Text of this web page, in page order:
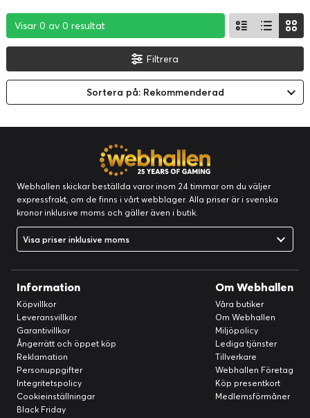
Visar 0 av 0 resultat
Visar 0 av 0 resultat
Visar 0 av 0 resultat
Filtrera
Sortera på: Rekommenderad
Webhallen skickar beställda varor inom 24 timmar om du väljer
expressfrakt, om de finns i vårt webblager. Alla priser är i svenska
kronor inklusive moms och gäller även i butik.
Visa priser inklusive moms
Information
Köpvillkor
Leveransvillkor
Garantivillkor
Ångerrätt och öppet köp
Reklamation
Personuppgifter
Integritetspolicy
Cookieinställningar
Black Friday
Om Webhallen
Våra butiker
Om Webhallen
Miljöpolicy
Lediga tjänster
Tillverkare
Webhallen Företag
Köp presentkort
Medlemsförmåner